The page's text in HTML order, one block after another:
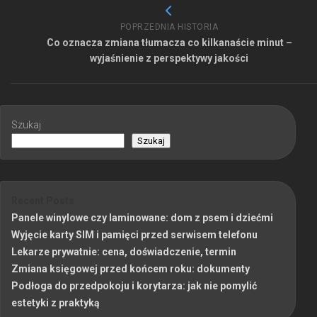
POPRZEDNIA HISTORIA
Co oznacza zmiana tłumacza co kilkanaście minut –
wyjaśnienie z perspektywy jakości
Szukaj
Szukaj
Panele winylowe czy laminowane: dom z psem i dziećmi
Wyjęcie karty SIM i pamięci przed serwisem telefonu
Lekarze prywatnie: cena, doświadczenie, termin
Zmiana księgowej przed końcem roku: dokumenty
Podłoga do przedpokoju i korytarza: jak nie pomylić
estetyki z praktyką